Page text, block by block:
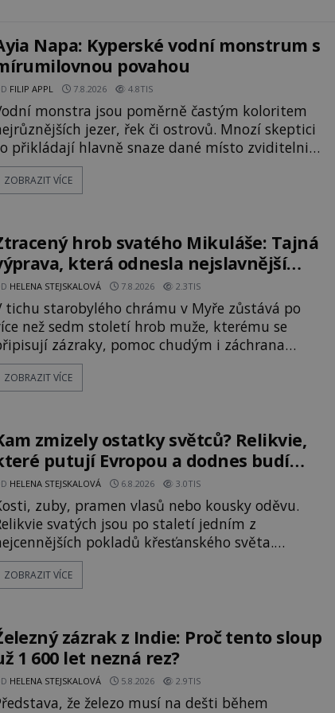
Napa: Kyperské vodní monstrum s
povahou
FILIP APPL 7.8.2026 4.8TIS
monstra jsou poměrně častým koloritem
jezer, řek či ostrovů. Mnozí skeptici
přikládají hlavně snaze dané místo zviditelnit
přitáhnout k němu pozornost záhadám
nakloněných turistů. Je to také případ
základ? V blízkosti Mysu Greco, jak se
ZOBRAZIT VÍCE
hrob svatého Mikuláše: Tajná
která odnesla nejslavnější
do Itálie
HELENA STEJSKALOVÁ 7.8.2026 2.3TIS
tichu starobylého chrámu v Myře zůstává po
než sedm století hrob muže, kterému se
zázraky, pomoc chudým i záchrana
v bouřích. Pak ale přichází rok 1087 a
klidné místo se mění v dějiště podivné noční
do Bari. Je to zbožná záchrana před
nebo promyšlená krádež,
ZOBRAZIT VÍCE
zmizely ostatky světců? Relikvie,
putují Evropou a dodnes budí
HELENA STEJSKALOVÁ 6.8.2026 3.0TIS
zuby, pramen vlasů nebo kousky oděvu.
svatých jsou po staletí jedním z
pokladů křesťanského světa.
mají pečlivě doloženou historii, jiné
provází záhady, krádeže i nečekané objevy. Jejich
Evropě mají relikvie mimořádnou
Nejsou jen předmětem úcty
ZOBRAZIT VÍCE
zázrak z Indie: Proč tento sloup
1 600 let nezná rez?
HELENA STEJSKALOVÁ 5.8.2026 2.9TIS
že železo musí na dešti během